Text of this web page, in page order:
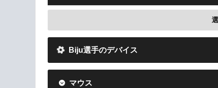
Biju選手のデバイス
マウス